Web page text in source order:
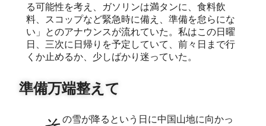
る可能性を考え、ガソリンは満タンに、食料飲
料、スコップなど緊急時に備え、準備を怠らにな
い」とのアナウンスが流れていた。私はこの日曜
日、三次に日帰りを予定していて、前々日まで行
くか止めるか、少しばかり迷っていた。
準備万端整えて